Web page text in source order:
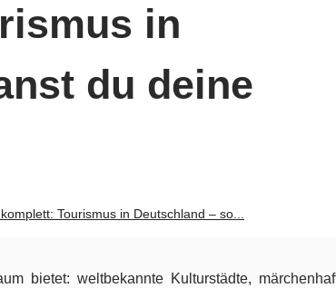
in
du deine
Tourismus in Deutschland – so...
bietet: weltbekannte Kulturstädte,